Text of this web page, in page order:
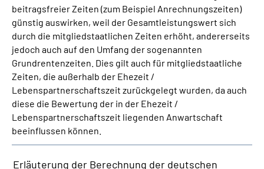
beitragsfreier Zeiten (zum Beispiel Anrechnungszeiten)
günstig auswirken, weil der Gesamtleistungswert sich
durch die mitgliedstaatlichen Zeiten erhöht, andererseits
jedoch auch auf den Umfang der sogenannten
Grundrentenzeiten. Dies gilt auch für mitgliedstaatliche
Zeiten, die außerhalb der Ehezeit /
Lebenspartnerschaftszeit zurückgelegt wurden, da auch
diese die Bewertung der in der Ehezeit /
Lebenspartnerschaftszeit liegenden Anwartschaft
beeinflussen können.
Erläuterung der Berechnung der deutschen